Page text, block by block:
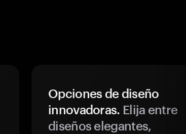
Opciones de diseño
innovadoras. Elija entre
diseños elegantes,